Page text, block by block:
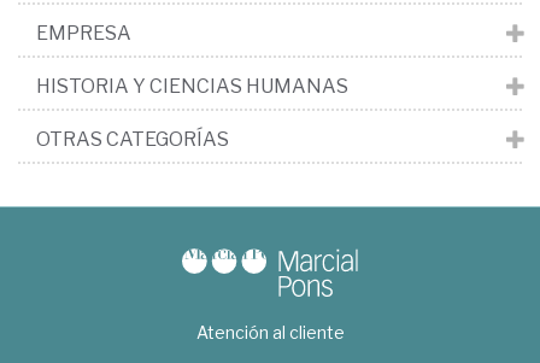
EMPRESA
HISTORIA Y CIENCIAS HUMANAS
OTRAS CATEGORÍAS
Atención al cliente